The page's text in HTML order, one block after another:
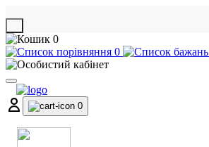
0
0
0